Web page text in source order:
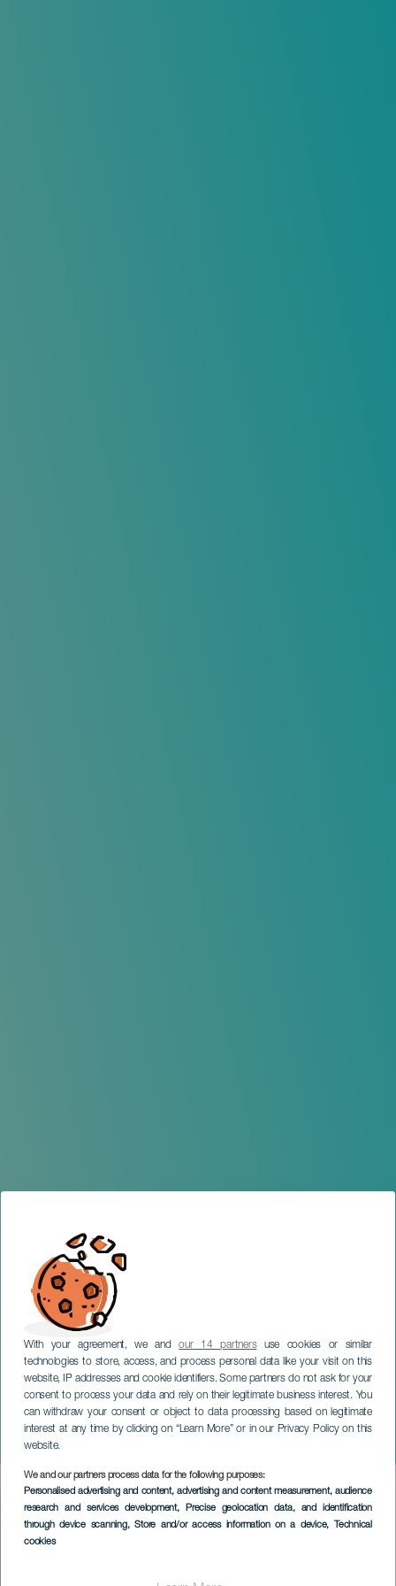
With your agreement, we andour 14 partnersuse cookies or similar
technologies to store, access, and process personal data like your visit on this
website, IP addresses and cookie identifiers. Some partners do not ask for your
consent to process your data and rely on their legitimate business interest. You
can withdraw your consent or object to data processing based on legitimate
interest at any time by clicking on “Learn More” or in our Privacy Policy on this
website.
We and our partners process data for the following purposes:
Personalised advertising and content, advertising and content measurement, audience
research and services development, Precise geolocation data, and identification
through device scanning, Store and/or access information on a device, Technical
cookies
Fêtes de La Caleta
TENERIFE
Imagen
Listado